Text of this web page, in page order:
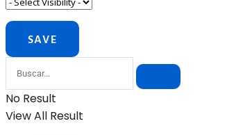
No Result
View All Result